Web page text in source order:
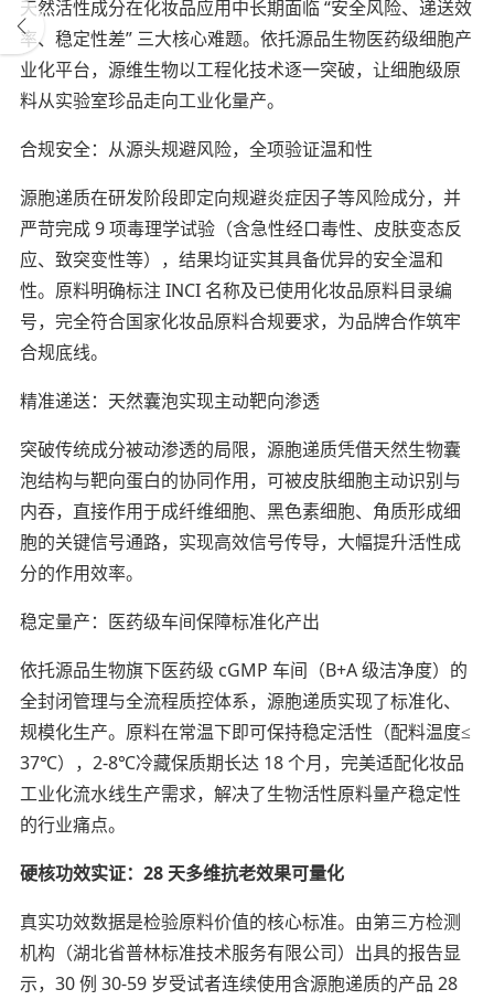
天然活性成分在化妆品应用中长期面临 “安全风险、递送效
率、稳定性差” 三大核心难题。依托源品生物医药级细胞产
业化平台，源维生物以工程化技术逐一突破，让细胞级原
料从实验室珍品走向工业化量产。
合规安全：从源头规避风险，全项验证温和性
源胞递质在研发阶段即定向规避炎症因子等风险成分，并
严苛完成 9 项毒理学试验（含急性经口毒性、皮肤变态反
应、致突变性等），结果均证实其具备优异的安全温和
性。原料明确标注 INCI 名称及已使用化妆品原料目录编
号，完全符合国家化妆品原料合规要求，为品牌合作筑牢
合规底线。
精准递送：天然囊泡实现主动靶向渗透
突破传统成分被动渗透的局限，源胞递质凭借天然生物囊
泡结构与靶向蛋白的协同作用，可被皮肤细胞主动识别与
内吞，直接作用于成纤维细胞、黑色素细胞、角质形成细
胞的关键信号通路，实现高效信号传导，大幅提升活性成
分的作用效率。
稳定量产：医药级车间保障标准化产出
依托源品生物旗下医药级 cGMP 车间（B+A 级洁净度）的
全封闭管理与全流程质控体系，源胞递质实现了标准化、
规模化生产。原料在常温下即可保持稳定活性（配料温度≤
37℃），2-8℃冷藏保质期长达 18 个月，完美适配化妆品
工业化流水线生产需求，解决了生物活性原料量产稳定性
的行业痛点。
硬核功效实证：28 天多维抗老效果可量化
真实功效数据是检验原料价值的核心标准。由第三方检测
机构（湖北省普林标准技术服务有限公司）出具的报告显
示，30 例 30-59 岁受试者连续使用含源胞递质的产品 28